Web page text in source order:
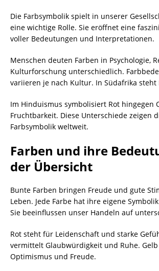
Die Farbsymbolik spielt in unserer
eine wichtige Rolle. Sie eröffnet eine
voller Bedeutungen und Interpretationen.
Menschen deuten Farben in Psychologie,
Kulturforschung unterschiedlich.
variieren je nach Kultur. In Südafrika steht
Im Hinduismus symbolisiert Rot hingegen
Fruchtbarkeit. Diese Unterschiede zeigen
Farbsymbolik weltweit.
Farben und ihre
der Übersicht
Bunte Farben bringen Freude und gute
Leben. Jede Farbe hat ihre eigene
Sie beeinflussen unser Handeln auf
Rot steht für Leidenschaft und starke
vermittelt Glaubwürdigkeit und Ruhe.
Optimismus und Freude.